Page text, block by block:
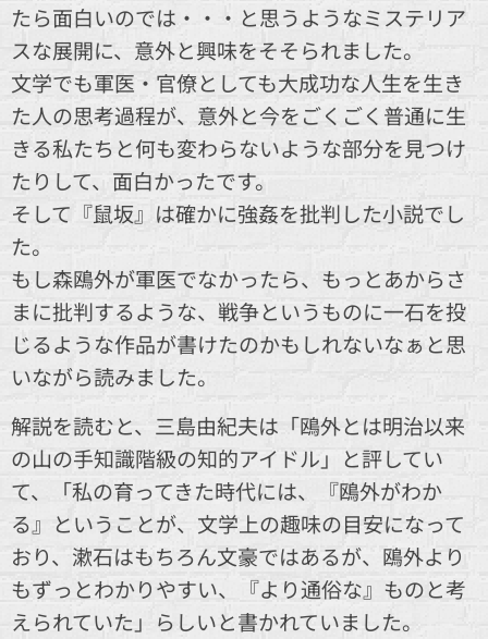
たら面白いのでは・・・と思うようなミステリア
スな展開に、意外と興味をそそられました。
文学でも軍医・官僚としても大成功な人生を生き
た人の思考過程が、意外と今をごくごく普通に生
きる私たちと何も変わらないような部分を見つけ
たりして、面白かったです。
そして『鼠坂』は確かに強姦を批判した小説でし
た。
もし森鴎外が軍医でなかったら、もっとあからさ
まに批判するような、戦争というものに一石を投
じるような作品が書けたのかもしれないなぁと思
いながら読みました。
解説を読むと、三島由紀夫は「鴎外とは明治以来
の山の手知識階級の知的アイドル」と評してい
て、「私の育ってきた時代には、『鴎外がわか
る』ということが、文学上の趣味の目安になって
おり、漱石はもちろん文豪ではあるが、鴎外より
もずっとわかりやすい、『より通俗な』ものと考
えられていた」らしいと書かれていました。